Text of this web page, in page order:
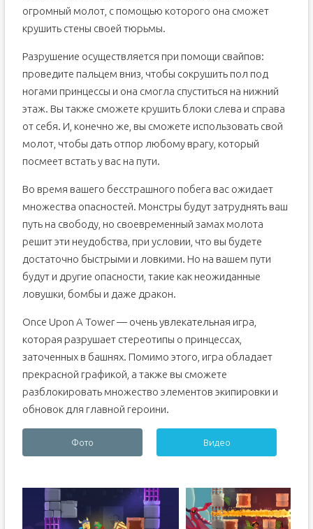
огромный молот, с помощью которого она сможет
крушить стены своей тюрьмы.
Разрушение осуществляется при помощи свайпов:
проведите пальцем вниз, чтобы сокрушить пол под
ногами принцессы и она смогла спуститься на нижний
этаж. Вы также сможете крушить блоки слева и справа
от себя. И, конечно же, вы сможете использовать свой
молот, чтобы дать отпор любому врагу, который
посмеет встать у вас на пути.
Во время вашего бесстрашного побега вас ожидает
множества опасностей. Монстры будут затруднять ваш
путь на свободу, но своевременный замах молота
решит эти неудобства, при условии, что вы будете
достаточно быстрыми и ловкими. Но на вашем пути
будут и другие опасности, такие как неожиданные
ловушки, бомбы и даже дракон.
Once Upon A Tower — очень увлекательная игра,
которая разрушает стереотипы о принцессах,
заточенных в башнях. Помимо этого, игра обладает
прекрасной графикой, а также вы сможете
разблокировать множество элементов экипировки и
обновок для главной героини.
Фото Видео